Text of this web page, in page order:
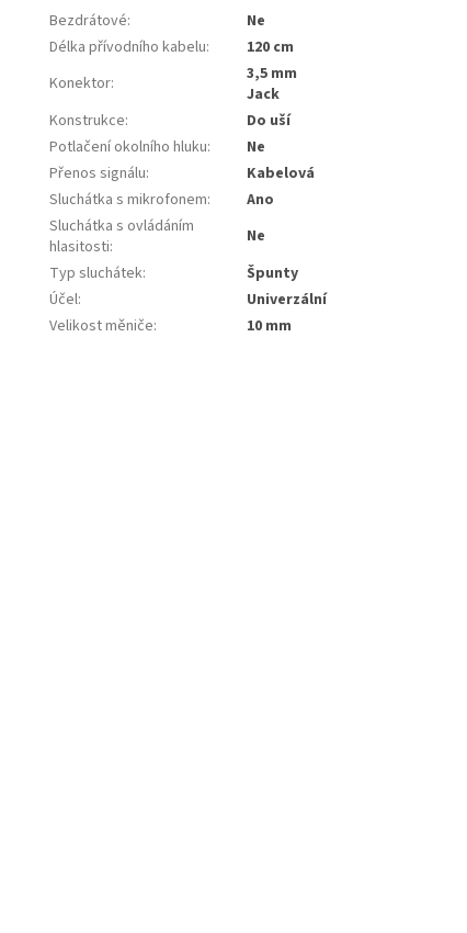
Bezdrátové:
Ne
Délka přívodního kabelu:
120 cm
Konektor:
3,5 mm
Jack
Konstrukce:
Do uší
Potlačení okolního hluku:
Ne
Přenos signálu:
Kabelová
Sluchátka s mikrofonem:
Ano
Sluchátka s ovládáním
hlasitosti:
Ne
Typ sluchátek:
Špunty
Účel:
Univerzální
Velikost měniče: 10 mm